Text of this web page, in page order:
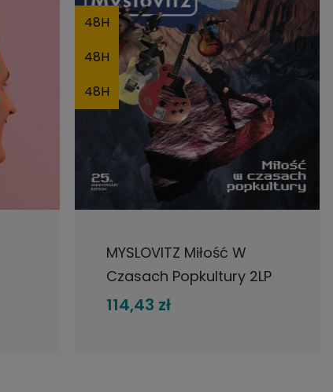
MYSLOVITZ Miłość W
Czasach Popkultury 2LP
CLEAR
114,43 zł
DO KOSZYKA
48H
48H
48H